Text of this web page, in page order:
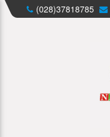
(028)37818785